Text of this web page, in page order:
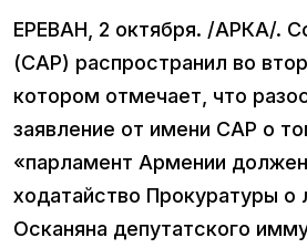
ЕРЕВАН, 2 октября. /АРКА/.
(САР) распространил во
котором отмечает, что
заявление от имени САР о
«парламент Армении
ходатайство Прокуратуры о
Осканяна депутатского